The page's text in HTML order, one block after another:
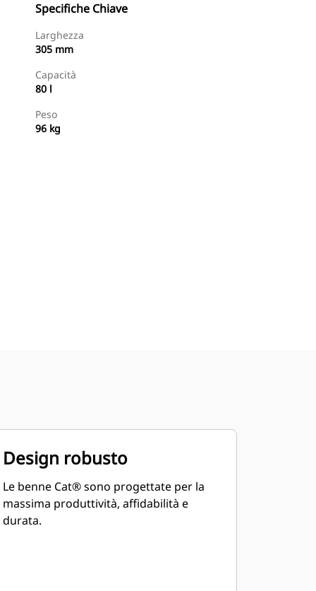
Specifiche Chiave
Larghezza
305 mm
Capacità
80 l
Peso
96 kg
Design robusto
Le benne Cat® sono progettate per la
massima produttività, affidabilità e
durata.